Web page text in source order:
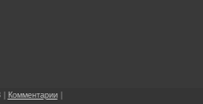
| Комментарии|